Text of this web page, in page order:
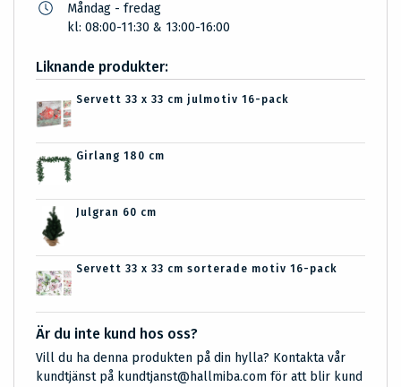
Måndag - fredag
kl: 08:00-11:30 & 13:00-16:00
Liknande produkter:
Servett 33 x 33 cm julmotiv 16-pack
Girlang 180 cm
Julgran 60 cm
Servett 33 x 33 cm sorterade motiv 16-pack
Är du inte kund hos oss?
Vill du ha denna produkten på din hylla? Kontakta vår
kundtjänst på kundtjanst@hallmiba.com för att blir kund